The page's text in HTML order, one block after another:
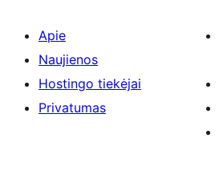
Apie
Naujienos
Hostingo tiekėjai
Privatumas